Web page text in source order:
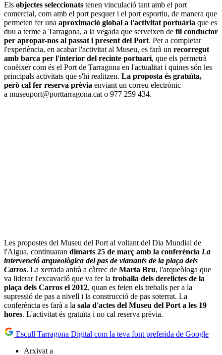
Els objectes seleccionats tenen vinculació tant amb el port
comercial, com amb el port pesquer i el port esportiu, de manera que
permeten fer una aproximació global a l'activitat portuària que es
duu a terme a Tarragona, a la vegada que serveixen de fil conductor
per apropar-nos al passat i present del Port. Per a completar
l'experiència, en acabar l'activitat al Museu, es farà un recorregut
amb barca per l'interior del recinte portuari, que els permetrà
conèixer com és el Port de Tarragona en l'actualitat i quines són les
principals activitats que s'hi realitzen. La proposta és gratuïta,
però cal fer reserva prèvia enviant un correu electrònic
a museuport@porttarragona.cat o 977 259 434.
Les propostes del Museu del Port al voltant del Dia Mundial de
l'Aigua, continuaran dimarts 25 de març amb la conferència La
intervenció arqueològica del pas de vianants de la plaça dels
Carros. La xerrada anirà a càrrec de Marta Bru, l'arqueòloga que
va liderar l'excavació que va fer la troballa dels derelictes de la
plaça dels Carros el 2012, quan es feien els treballs per a la
supressió de pas a nivell i la construcció de pas soterrat. La
conferència es farà a la sala d'actes del Museu del Port a les 19
hores. L'activitat és gratuïta i no cal reserva prèvia.
Escull Tarragona Digital com la teva font preferida de Google
Arxivat a